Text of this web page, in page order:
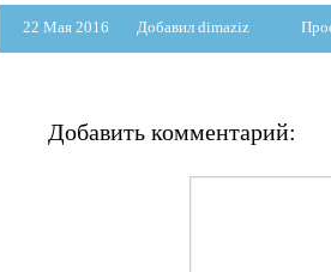
22 Мая 2016 Добавил dimaziz
Добавить комментарий: